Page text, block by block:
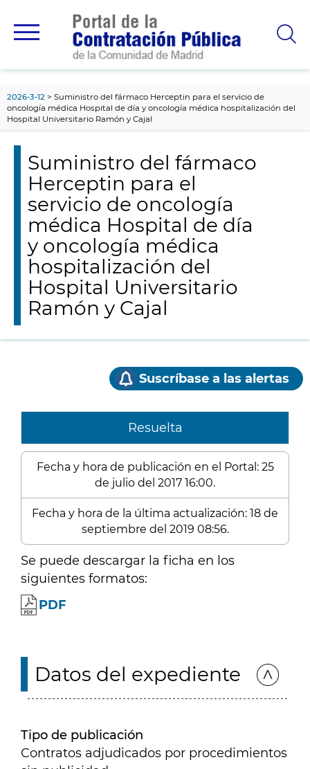
principal
2026-3-12
Suministro del fármaco Herceptin para el servicio de
oncología médica Hospital de día y oncología médica hospitalización del
Hospital Universitario Ramón y Cajal
Suministro del fármaco
Herceptin para el
servicio de oncología
médica Hospital de día
y oncología médica
hospitalización del
Hospital Universitario
Ramón y Cajal
Suscríbase a las alertas
Resuelta
Fecha y hora de publicación en el Portal: 25
de julio del 2017 16:00.
Fecha y hora de la última actualización: 18 de
septiembre del 2019 08:56.
Se puede descargar la ficha en los
siguientes formatos:
PDF
Datos del expediente
Tipo de publicación
Contratos adjudicados por procedimientos